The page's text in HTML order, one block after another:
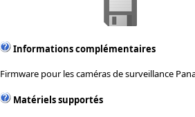
Informations complémentaires
Firmware pour les caméras de surveillance
Matériels supportés